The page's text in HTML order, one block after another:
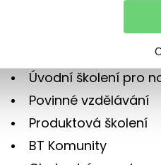
i novinky, například sekce
Úvodní školení pro
Povinné vzdělávání
Produktová školení
BT Komunity